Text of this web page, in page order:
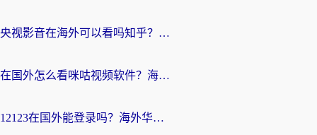
央视影音在海外可以看吗知乎？留学生亲测：3步解决地域限制+追剧自由
在国外怎么看咪咕视频软件？海外党亲测有效的回国加速方案
12123在国外能登录吗？海外华人必看的回国加速实用指南